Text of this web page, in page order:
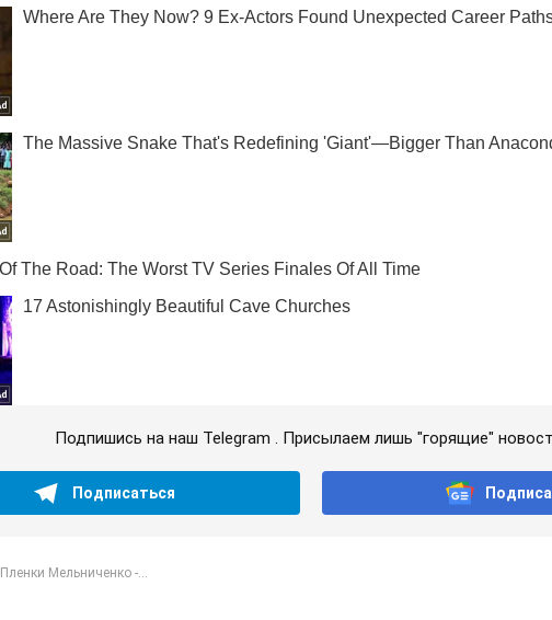
Подпишись на наш Telegram . Присылаем лишь "горящие"
Подписаться
Пленки Мельниченко -...